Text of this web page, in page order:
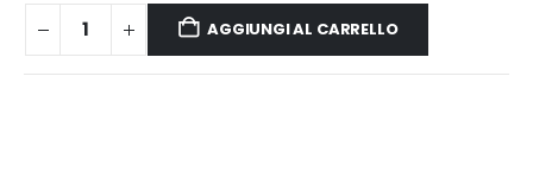
AGGIUNGI AL CARRELLO